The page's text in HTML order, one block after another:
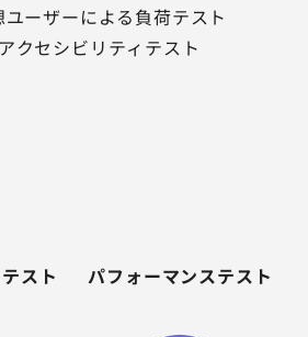
ユーザーによる負荷テスト
クセシビリティテスト
スト パフォーマンステスト